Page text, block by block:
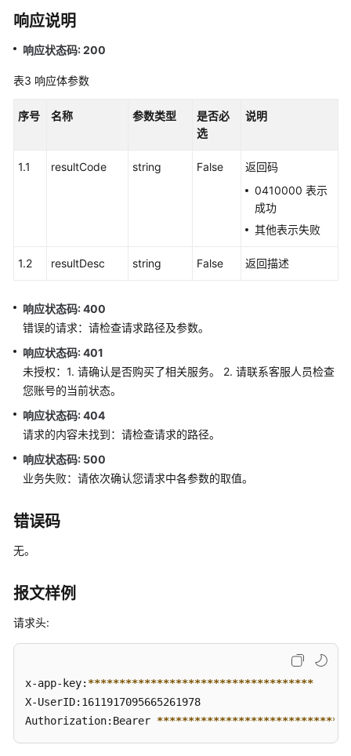
手
接
听
线
邦
户
管
理
接
口
页
客
户
端
能
能
质
检
响应说明
响应状态码: 200
表3 响应体参数
序号 名称 参数类型
是否必
选
说明
1.1 resultCode string False
返回码
0410000 表示
成功
其他表示失败
1.2 resultDesc string False 返回描述
响应状态码: 400
错误的请求：请检查请求路径及参数。
响应状态码: 401
未授权：1. 请确认是否购买了相关服务。 2. 请联系客服人员检查
您账号的当前状态。
响应状态码: 404
请求的内容未找到：请检查请求的路径。
响应状态码: 500
业务失败：请依次确认您请求中各参数的取值。
错误码
无。
报文样例
请求头:
x-app-key: ************************************
X-UserID:1611917095665261978
Authorization:Bearer ****************************